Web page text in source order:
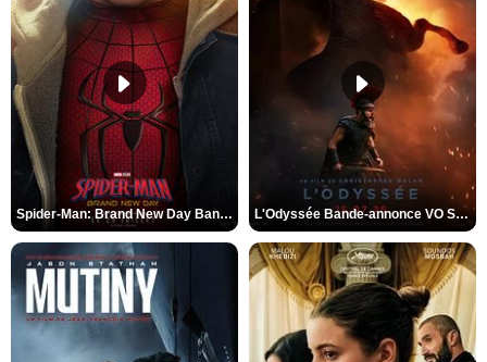
Spider-Man: Brand New Day Bande-annonce VO STFR L'Odyssée Bande-annonce VO STFR